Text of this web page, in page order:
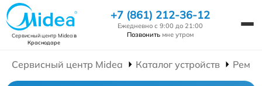
Сервисный центр Mideaв
Краснодаре
+7 (861) 212-36-12
Ежедневно с 9:00 до 21:00
Позвонить мне утром
Сервисный центр Midea Каталог устройств